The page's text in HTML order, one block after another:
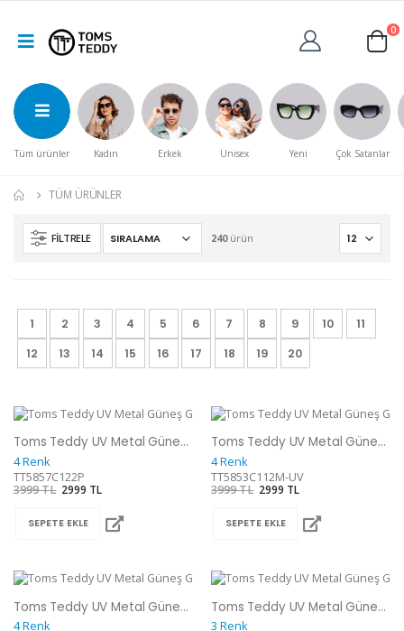
0
Tüm ürünler Kadın Erkek Unisex Yeni Çok Satanlar
TÜM ÜRÜNLER
FILTRELE 240ürün
1 2 3 4 5 6 7 8 9 10
11
12
13 14 15 16 17 18 19 20
Toms Teddy UV Metal Güneş Gözlüğü
4 Renk
TT5857C122P
3999 TL 2999 TL
SEPETE EKLE
Toms Teddy UV Metal Güneş Gözlüğü
4 Renk
TT5853C112M-UV
3999 TL 2999 TL
SEPETE EKLE
Toms Teddy UV Metal Güneş Gözlüğü
4 Renk
Toms Teddy UV Metal Güneş Gözlüğü
3 Renk